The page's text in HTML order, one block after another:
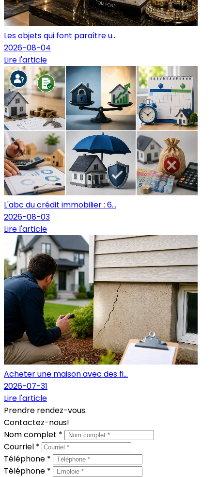
Les objets qui font paraître u...
2026-08-04
Lire l'article
L'abc du crédit immobilier : 6...
2026-08-03
Lire l'article
Acheter une maison avec des fi...
2026-07-31
Lire l'article
Prendre rendez-vous.
Contactez-nous!
Nom complet *
Courriel *
Téléphone *
Téléphone *